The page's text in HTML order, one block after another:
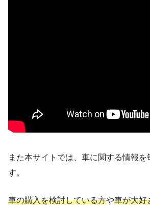
また本サイトでは、車に関する情報を
す。
車の購入を検討している方や車が大好